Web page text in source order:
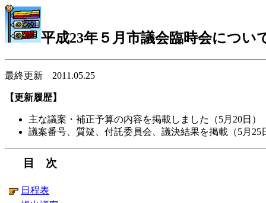
平成23年５月市議会臨時会につい
最終更新 2011.05.25
【更新履歴】
主な議案・補正予算の内容を掲載しました（5月20日）
議案番号、質疑、付託委員会、議決結果を掲載（5月25
目 次
日程表